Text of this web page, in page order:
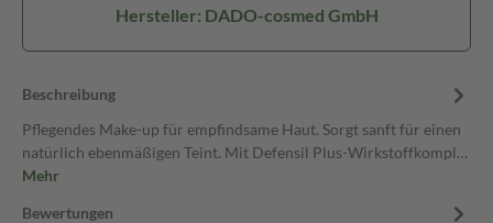
Hersteller: DADO-cosmed GmbH
Beschreibung
Pflegendes Make-up für empfindsame Haut. Sorgt sanft für einen
natürlich ebenmäßigen Teint. Mit Defensil Plus-Wirkstoffkompl…
Mehr
Bewertungen